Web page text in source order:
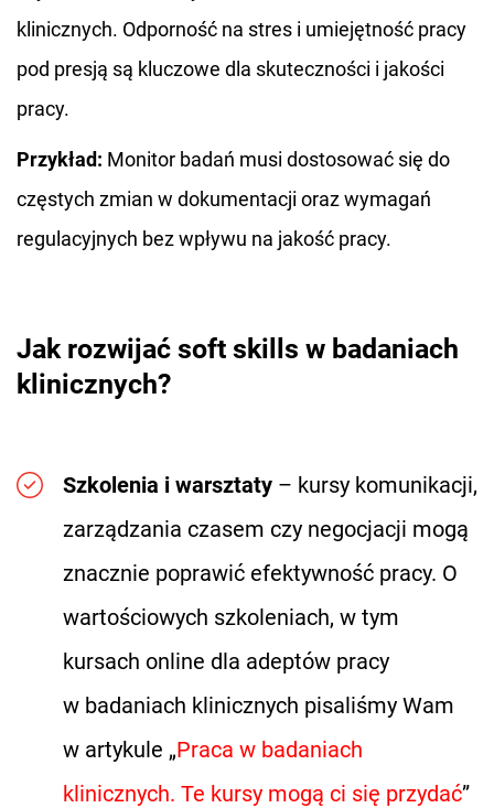
klinicznych. Odporność na stres i umiejętność pracy
pod presją są kluczowe dla skuteczności i jakości
pracy.
Przykład: Monitor badań musi dostosować się do
częstych zmian w dokumentacji oraz wymagań
regulacyjnych bez wpływu na jakość pracy.
Jak rozwijać soft skills w badaniach
klinicznych?
Szkolenia i warsztaty – kursy komunikacji,
zarządzania czasem czy negocjacji mogą
znacznie poprawić efektywność pracy. O
wartościowych szkoleniach, w tym
kursach online dla adeptów pracy
w badaniach klinicznych pisaliśmy Wam
w artykule „Praca w badaniach
klinicznych. Te kursy mogą ci się przydać”